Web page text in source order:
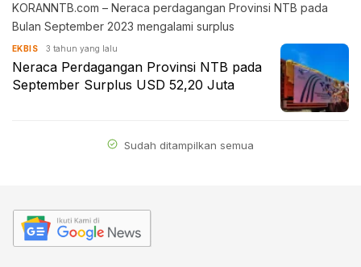
KORANNTB.com – Neraca perdagangan Provinsi NTB pada
Bulan September 2023 mengalami surplus
EKBIS 3 tahun yang lalu
Neraca Perdagangan Provinsi NTB pada
September Surplus USD 52,20 Juta
Sudah ditampilkan semua